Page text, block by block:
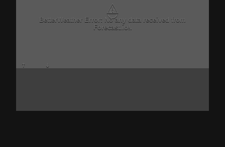
⚠
BetterWeather Error: No any data received from
Forecast.io!.